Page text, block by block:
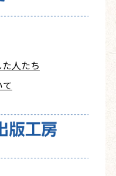
人たち